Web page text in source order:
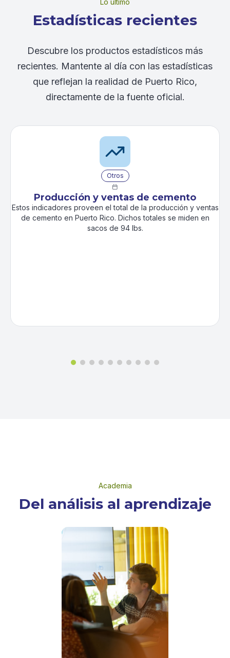
Estadísticas recientes
Descubre los productos estadísticos más
recientes. Mantente al día con las estadísticas
que reflejan la realidad de Puerto Rico,
directamente de la fuente oficial.
Otros

Producción y ventas de cemento
Estos indicadores proveen el total de la producción y ventas
de cemento en Puerto Rico. Dichos totales se miden en
sacos de 94 lbs.
Academia
Del análisis al aprendizaje